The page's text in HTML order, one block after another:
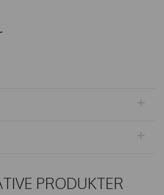
PRODUKTER